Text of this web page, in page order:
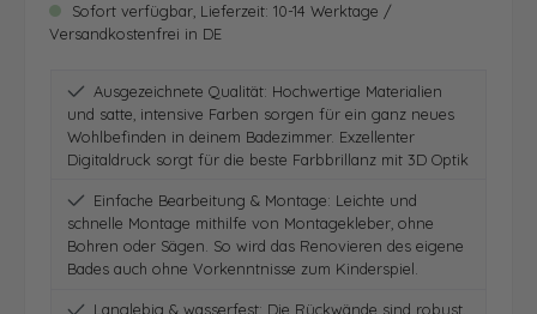
Sofort verfügbar, Lieferzeit: 10-14 Werktage /
Versandkostenfrei in DE
Ausgezeichnete Qualität: Hochwertige Materialien
und satte, intensive Farben sorgen für ein ganz neues
Wohlbefinden in deinem Badezimmer. Exzellenter
Digitaldruck sorgt für die beste Farbbrillanz mit 3D Optik
Einfache Bearbeitung & Montage: Leichte und
schnelle Montage mithilfe von Montagekleber, ohne
Bohren oder Sägen. So wird das Renovieren des eigene
Bades auch ohne Vorkenntnisse zum Kinderspiel.
Langlebig & wasserfest: Die Rückwände sind robust,